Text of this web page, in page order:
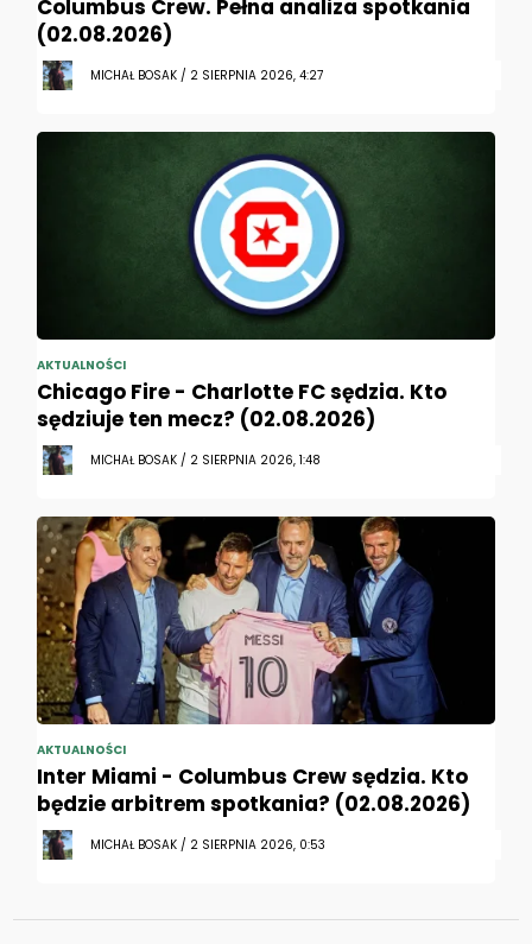
Columbus Crew. Pełna analiza spotkania
(02.08.2026)
MICHAŁ BOSAK / 2 SIERPNIA 2026, 4:27
AKTUALNOŚCI
Chicago Fire - Charlotte FC sędzia. Kto
sędziuje ten mecz? (02.08.2026)
MICHAŁ BOSAK / 2 SIERPNIA 2026, 1:48
AKTUALNOŚCI
Inter Miami - Columbus Crew sędzia. Kto
będzie arbitrem spotkania? (02.08.2026)
MICHAŁ BOSAK / 2 SIERPNIA 2026, 0:53